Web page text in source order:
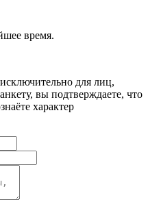
время.
для лиц,
вы подтверждаете, что
характер